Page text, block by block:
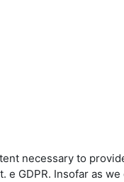
necessary to
GDPR. Insofar as